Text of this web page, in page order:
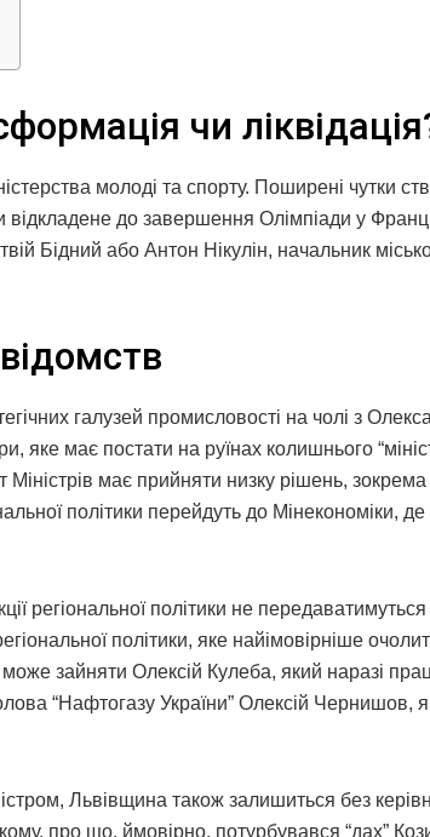
чи
молоді та спорту. Поширені чутки
відкладене до завершення Олімпіади у
Бідний або Антон Нікулін, начальник
галузей промисловості на чолі з
яке має постати на руїнах колишнього
має прийняти низку рішень,
політики перейдуть до Мінекономіки,
регіональної політики не передаватимуться
політики, яке найімовірніше
зайняти Олексій Кулеба, який наразі
“Нафтогазу України” Олексій Чернишов,
Львівщина також залишиться без
про що, ймовірно, потурбувався “дах”